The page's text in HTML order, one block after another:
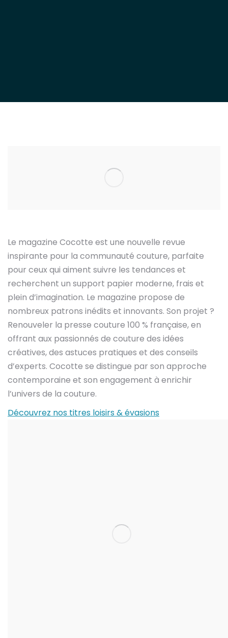
Le magazine Cocotte est une nouvelle revue
inspirante pour la communauté couture, parfaite
pour ceux qui aiment suivre les tendances et
recherchent un support papier moderne, frais et
plein d’imagination. Le magazine propose de
nombreux patrons inédits et innovants. Son projet ?
Renouveler la presse couture 100 % française, en
offrant aux passionnés de couture des idées
créatives, des astuces pratiques et des conseils
d’experts. Cocotte se distingue par son approche
contemporaine et son engagement à enrichir
l’univers de la couture.
Découvrez nos titres loisirs & évasions